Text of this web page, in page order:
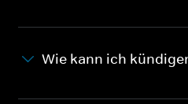
Wie kann ich